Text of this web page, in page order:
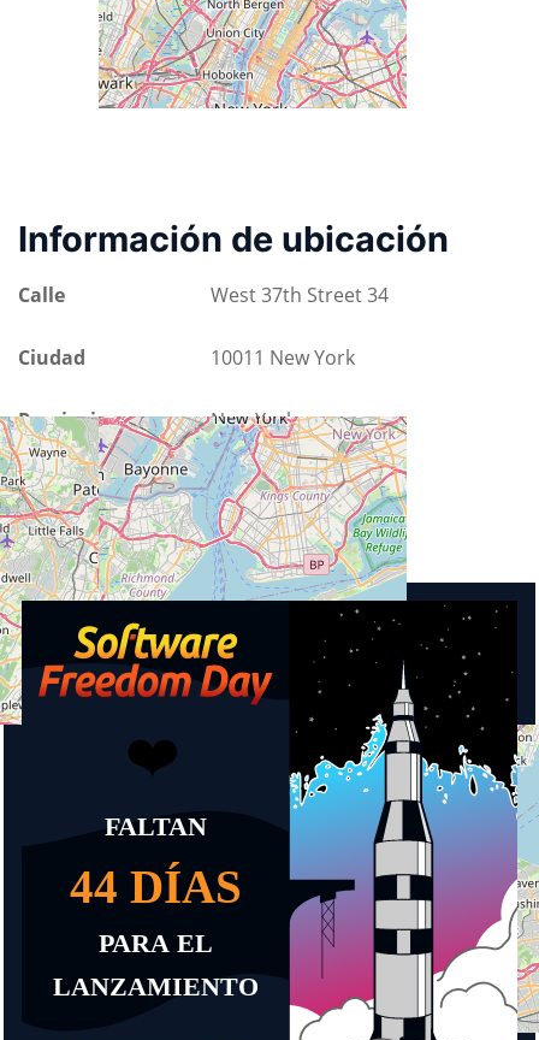
Información de ubicación
Calle West 37th Street 34
Ciudad 10011 New York
Provincia New York
País Estados Unidos
Eventos próximos